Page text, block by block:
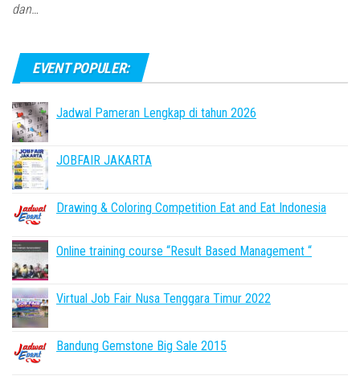
dan…
EVENT POPULER:
Jadwal Pameran Lengkap di tahun 2026
JOBFAIR JAKARTA
Drawing & Coloring Competition Eat and Eat Indonesia
Online training course “Result Based Management “
Virtual Job Fair Nusa Tenggara Timur 2022
Bandung Gemstone Big Sale 2015